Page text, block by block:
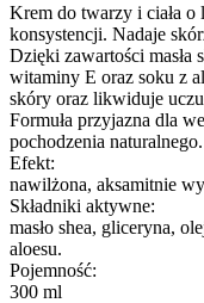
Krem do twarzy i ciała o
konsystencji. Nadaje
Dzięki zawartości masła
witaminy E oraz soku z
skóry oraz likwiduje
Formuła przyjazna dla
pochodzenia naturalnego.
Efekt:
nawilżona, aksamitnie
Składniki aktywne:
masło shea, gliceryna,
aloesu.
Pojemność:
300 ml